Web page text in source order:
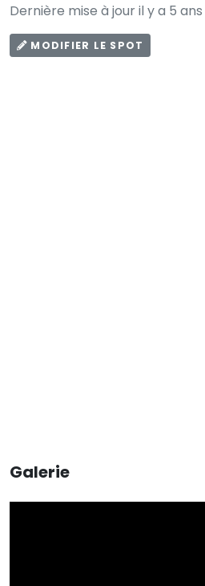
Dernière mise à jour il y a 5 ans
MODIFIER LE SPOT
Galerie